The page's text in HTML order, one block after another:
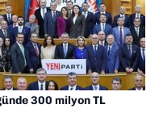
300 milyon TL